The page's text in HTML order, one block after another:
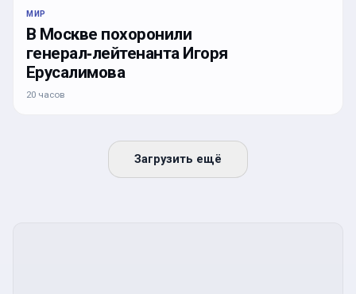
МИР
В Москве похоронили
генерал‑лейтенанта Игоря
Ерусалимова
20 часов
Загрузить ещё